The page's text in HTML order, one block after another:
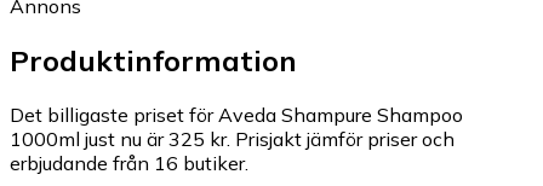
Annons
Produktinformation
Det billigaste priset för Aveda Shampure Shampoo
1000ml just nu är 325 kr. Prisjakt jämför priser och
erbjudande från 16 butiker.